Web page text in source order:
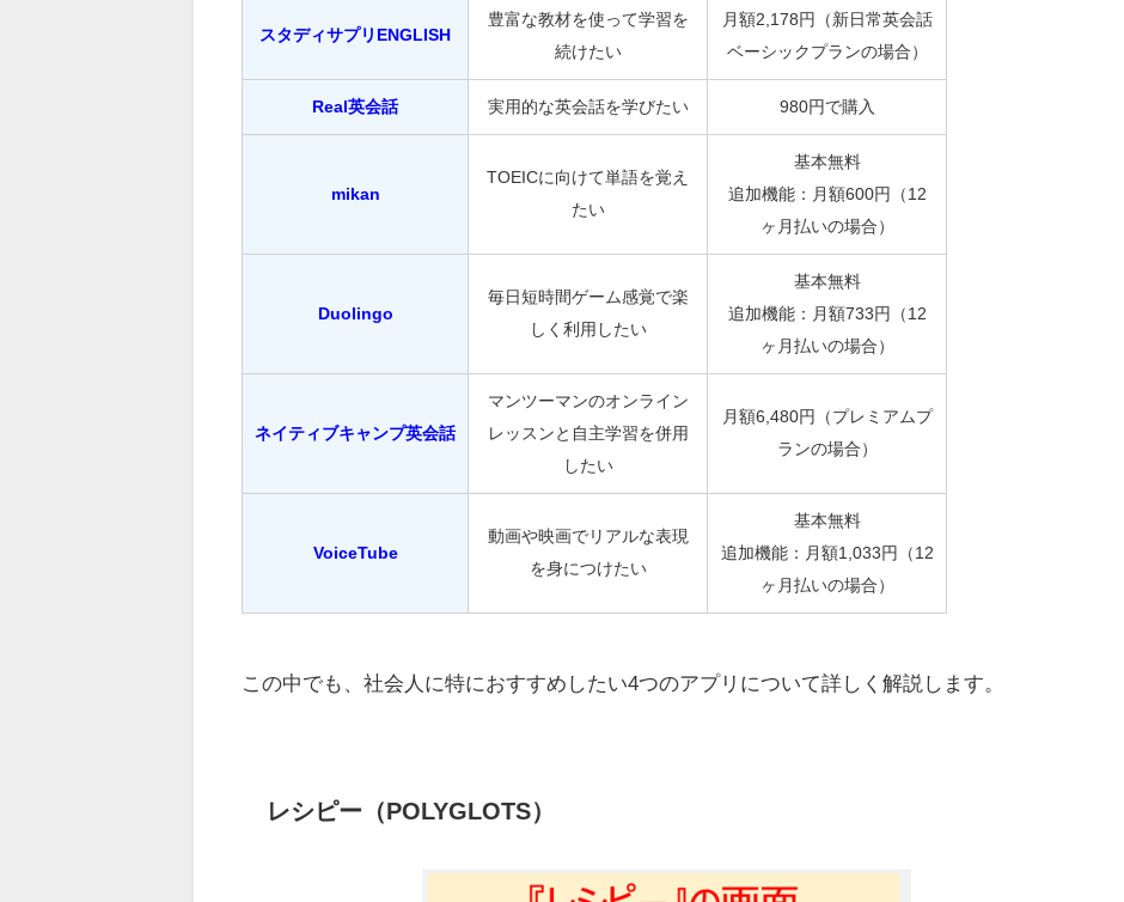
スタディサプリENGLISH
豊富な教材を使って学習を
続けたい
月額2,178円（新日常英会話
ベーシックプランの場合）
Real英会話 実用的な英会話を学びたい 980円で購入
mikan
TOEICに向けて単語を覚え
たい
基本無料
追加機能：月額600円（12
ヶ月払いの場合）
Duolingo
毎日短時間ゲーム感覚で楽
しく利用したい
基本無料
追加機能：月額733円（12
ヶ月払いの場合）
ネイティブキャンプ英会話
マンツーマンのオンライン
レッスンと自主学習を併用
したい
月額6,480円（プレミアムプ
ランの場合）
VoiceTube
動画や映画でリアルな表現
を身につけたい
基本無料
追加機能：月額1,033円（12
ヶ月払いの場合）
この中でも、社会人に特におすすめしたい4つのアプリについて詳しく解説します。
レシピー（POLYGLOTS）